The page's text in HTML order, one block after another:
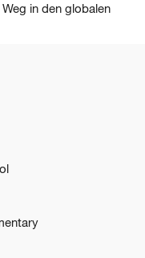
in den globalen